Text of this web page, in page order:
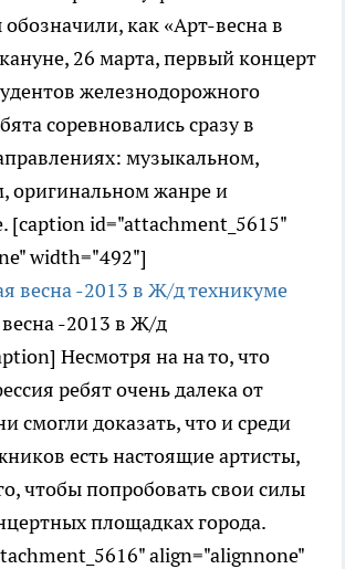
как «Арт-весна в
26 марта, первый концерт
железнодорожного
соревновались сразу в
музыкальном,
оригинальном жанре и
[caption id="attachment_5615"
width="492"]
весна -2013 в Ж/д
Несмотря на на то, что
ребят очень далека от
смогли доказать, что и среди
есть настоящие артисты,
чтобы попробовать свои силы
площадках города.
align="alignnone"